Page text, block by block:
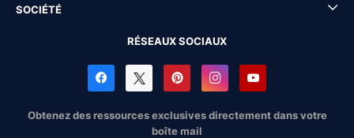
SOCIÉTÉ
RÉSEAUX SOCIAUX
Obtenez des ressources exclusives directement dans votre
boîte mail